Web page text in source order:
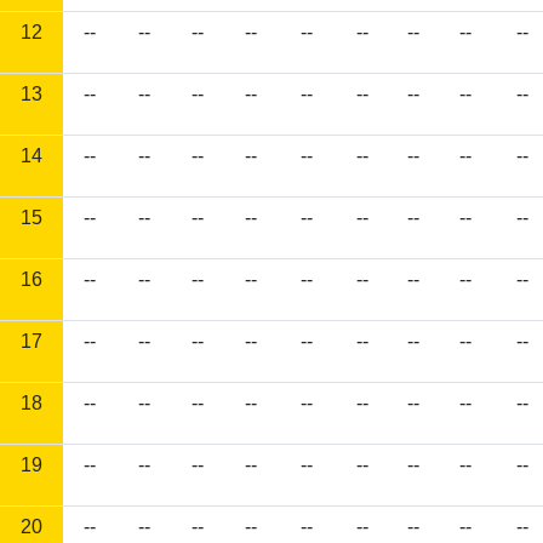
12 -- -- -- -- -- -- -- -- --
13 -- -- -- -- -- -- -- -- --
14 -- -- -- -- -- -- -- -- --
15 -- -- -- -- -- -- -- -- --
16 -- -- -- -- -- -- -- -- --
17 -- -- -- -- -- -- -- -- --
18 -- -- -- -- -- -- -- -- --
19 -- -- -- -- -- -- -- -- --
20 -- -- -- -- -- -- -- -- --